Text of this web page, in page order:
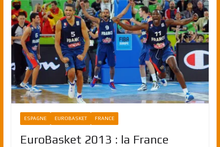
ESPAGNE EUROBASKET FRANCE
EuroBasket 2013 : la France